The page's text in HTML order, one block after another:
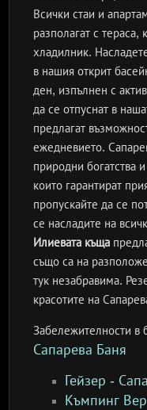
Всички стаи и
разполагат с тераса,
хладилник.
в нашия открит
ден, изпълнен с
да се отпуснат в
предлагат
ежедневието.
природни богатства
които гарантират
пропускайте да се
се насладите на
Илиевата къща
също са на
тук незабравима.
красотите на
Забележителности в
Сапарева Баня
Гейзер -
Къмпинг